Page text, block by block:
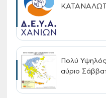
Πολύ
αύριο